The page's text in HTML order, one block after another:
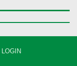
LOGIN